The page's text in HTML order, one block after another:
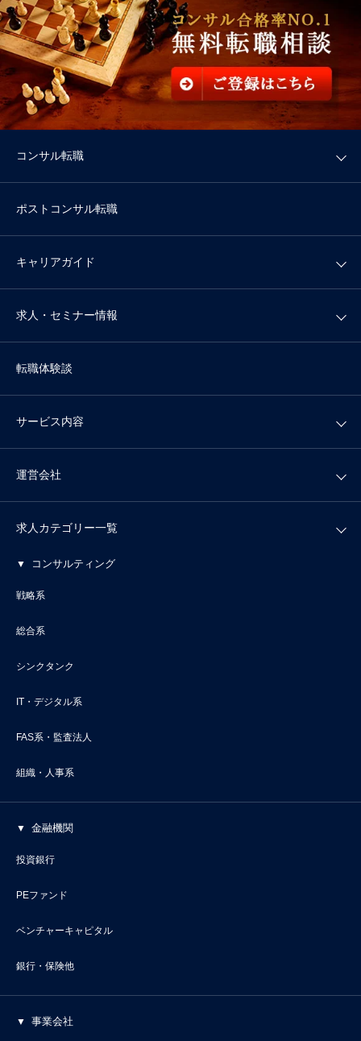
コンサル転職
ポストコンサル転職
キャリアガイド
求人・セミナー情報
転職体験談
サービス内容
運営会社
求人カテゴリー一覧
コンサルティング
戦略系
総合系
シンクタンク
IT・デジタル系
FAS系・監査法人
組織・人事系
金融機関
投資銀行
PEファンド
ベンチャーキャピタル
銀行・保険他
事業会社